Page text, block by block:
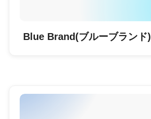
Blue Brand(ブルーブランド)